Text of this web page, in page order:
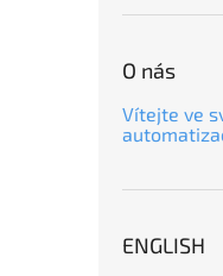
O nás
Vítejte ve
ENGLISH